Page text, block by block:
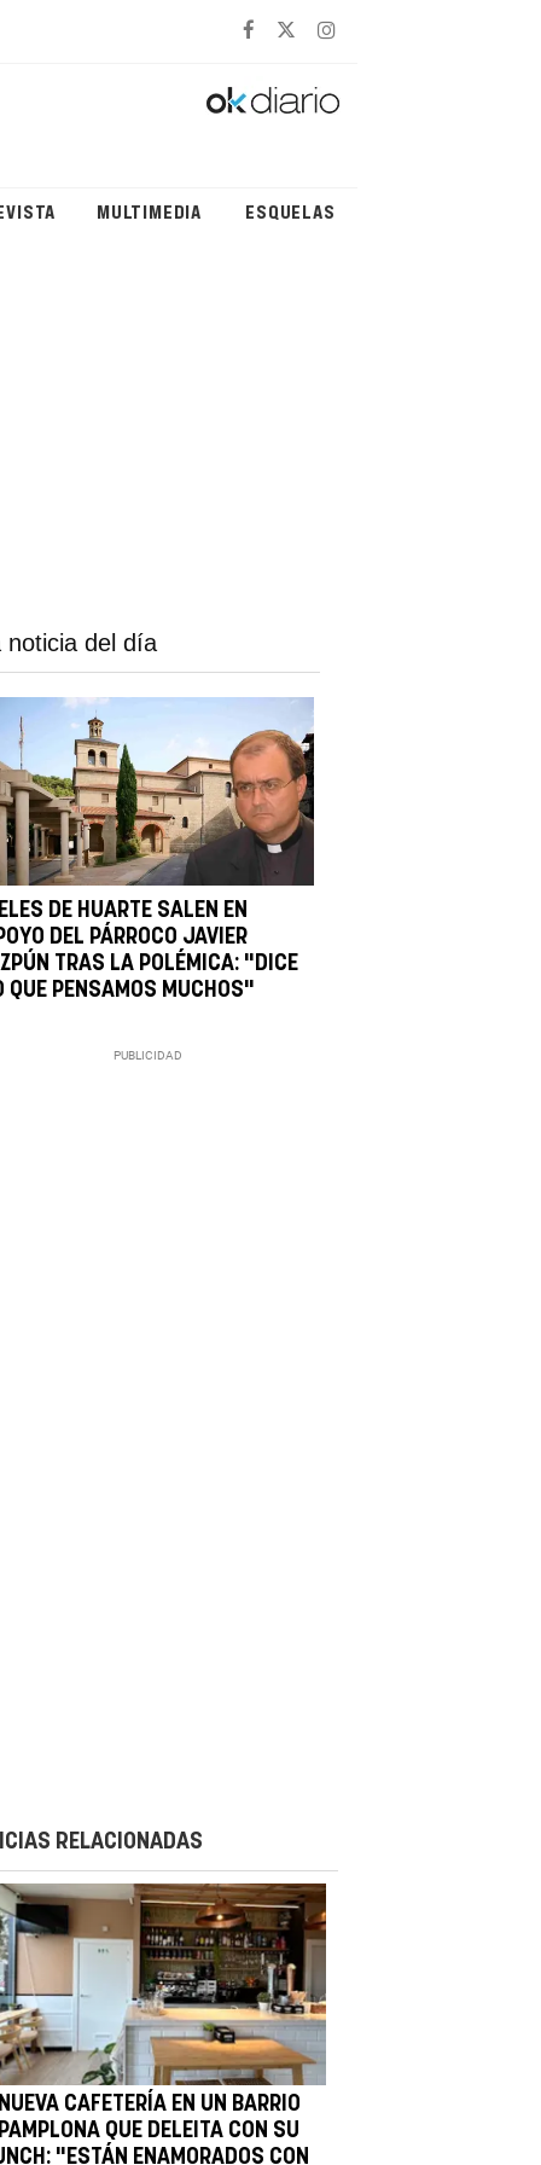
MULTIMEDIA ESQUELAS
noticia del día
DE HUARTE SALEN EN
DEL PÁRROCO JAVIER
TRAS LA POLÉMICA: "DICE
QUE PENSAMOS MUCHOS"
RELACIONADAS
CAFETERÍA EN UN BARRIO
QUE DELEITA CON SU
"ESTÁN ENAMORADOS CON